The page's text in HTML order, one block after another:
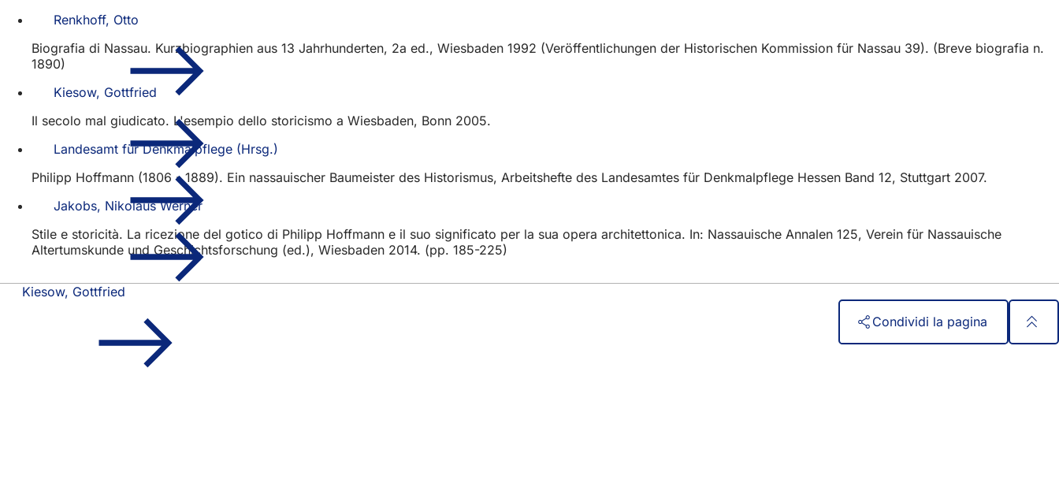
Renkhoff, Otto
Biografia di Nassau. Kurzbiographien aus 13 Jahrhunderten, 2a ed., Wiesbaden 1992 (Veröffentlichungen der Historischen Kommission für Nassau 39). (Breve biografia n.
1890)
Kiesow, Gottfried
Il secolo mal giudicato. L'esempio dello storicismo a Wiesbaden, Bonn 2005.
Landesamt für Denkmalpflege (Hrsg.)
Philipp Hoffmann (1806 - 1889). Ein nassauischer Baumeister des Historismus, Arbeitshefte des Landesamtes für Denkmalpflege Hessen Band 12, Stuttgart 2007.
Jakobs, Nikolaus Werner
Stile e storicità. La ricezione del gotico di Philipp Hoffmann e il suo significato per la sua opera architettonica. In: Nassauische Annalen 125, Verein für Nassauische
Altertumskunde und Geschichtsforschung (ed.), Wiesbaden 2014. (pp. 185-225)
Kiesow, Gottfried
Condividi la pagina